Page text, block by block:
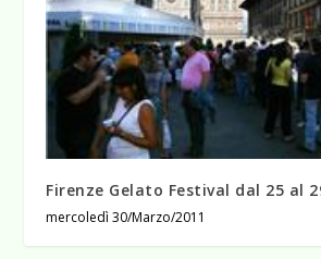
Firenze Gelato Festival dal 25 al
mercoledì 30/Marzo/2011